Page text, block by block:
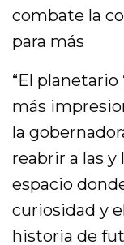
combate la
para más
“El planetario
más
la
reabrir a las
espacio
curiosidad y
historia de